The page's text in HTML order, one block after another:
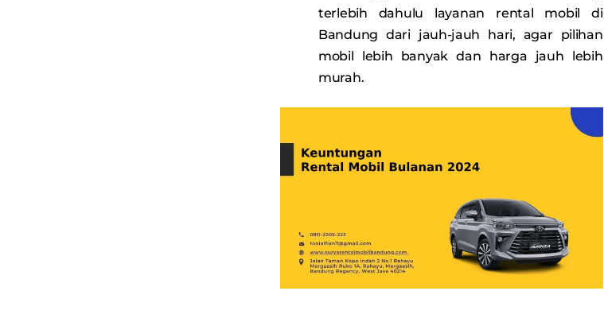
terlebih dahulu layanan rental mobil di
Bandung dari jauh-jauh hari, agar pilihan
mobil lebih banyak dan harga jauh lebih
murah.